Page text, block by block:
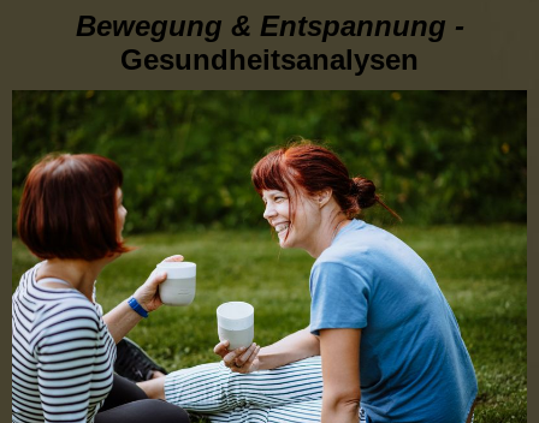
Bewegung & Entspannung -
Gesundheitsanalysen